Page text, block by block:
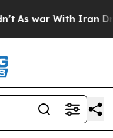
As war With Iran